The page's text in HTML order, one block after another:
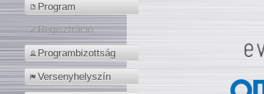
Program
Regisztráció
Programbizottság
Versenyhelyszín